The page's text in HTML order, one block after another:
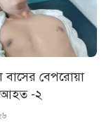
বেপরোয়া
আহত -২